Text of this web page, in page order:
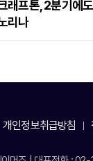
래프톤, 2분기에
리나
개인정보취급방침